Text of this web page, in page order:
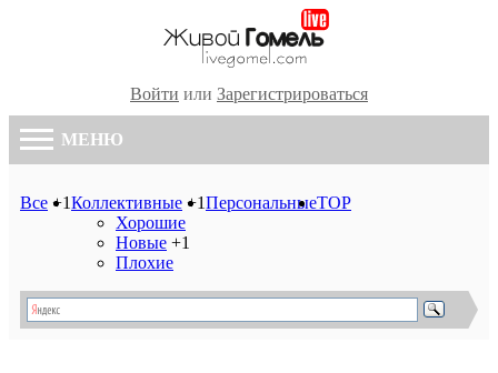
Войти или Зарегистрироваться
МЕНЮ
Все +1Коллективные +1
Хорошие
Новые +1
Плохие
ПерсональныеTOP